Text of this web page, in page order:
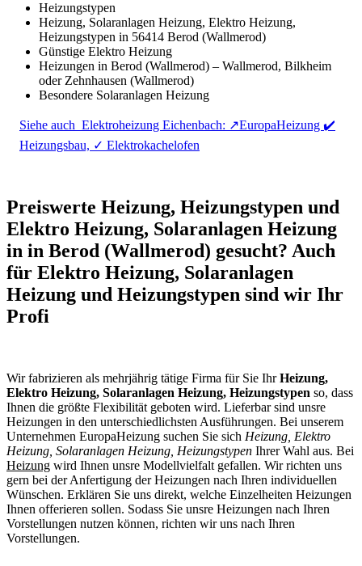
Heizungstypen
Heizung, Solaranlagen Heizung, Elektro Heizung,
Heizungstypen in 56414 Berod (Wallmerod)
Günstige Elektro Heizung
Heizungen in Berod (Wallmerod) – Wallmerod, Bilkheim
oder Zehnhausen (Wallmerod)
Besondere Solaranlagen Heizung
Siehe auch Elektroheizung Eichenbach: ↗️EuropaHeizung ✔️
Heizungsbau, ✓ Elektrokachelofen
Preiswerte Heizung, Heizungstypen und
Elektro Heizung, Solaranlagen Heizung
in in Berod (Wallmerod) gesucht? Auch
für Elektro Heizung, Solaranlagen
Heizung und Heizungstypen sind wir Ihr
Profi
Wir fabrizieren als mehrjährig tätige Firma für Sie IhrHeizung,
Elektro Heizung, Solaranlagen Heizung, Heizungstypen so, dass
Ihnen die größte Flexibilität geboten wird. Lieferbar sind unsre
Heizungen in den unterschiedlichsten Ausführungen. Bei unserem
Unternehmen EuropaHeizung suchen Sie sich Heizung, Elektro
Heizung, Solaranlagen Heizung, Heizungstypen Ihrer Wahl aus. Bei
Heizung wird Ihnen unsre Modellvielfalt gefallen. Wir richten uns
gern bei der Anfertigung der Heizungen nach Ihren individuellen
Wünschen. Erklären Sie uns direkt, welche Einzelheiten Heizungen
Ihnen offerieren sollen. Sodass Sie unsre Heizungen nach Ihren
Vorstellungen nutzen können, richten wir uns nach Ihren
Vorstellungen.